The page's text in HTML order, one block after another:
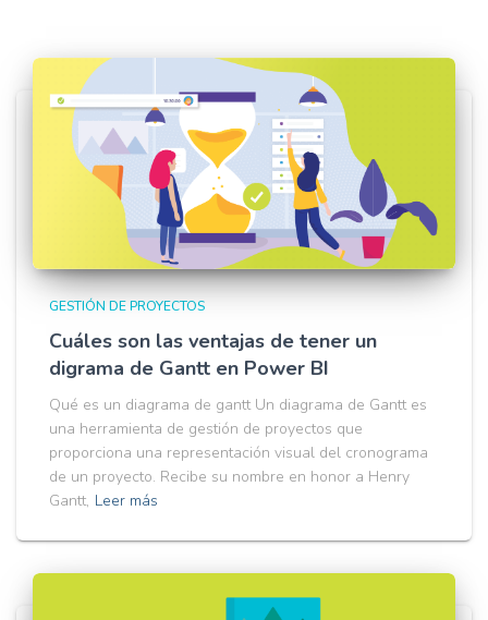
GESTIÓN DE PROYECTOS
Cuáles son las ventajas de tener un
digrama de Gantt en Power BI
Qué es un diagrama de gantt Un diagrama de Gantt es
una herramienta de gestión de proyectos que
proporciona una representación visual del cronograma
de un proyecto. Recibe su nombre en honor a Henry
Gantt, Leer más